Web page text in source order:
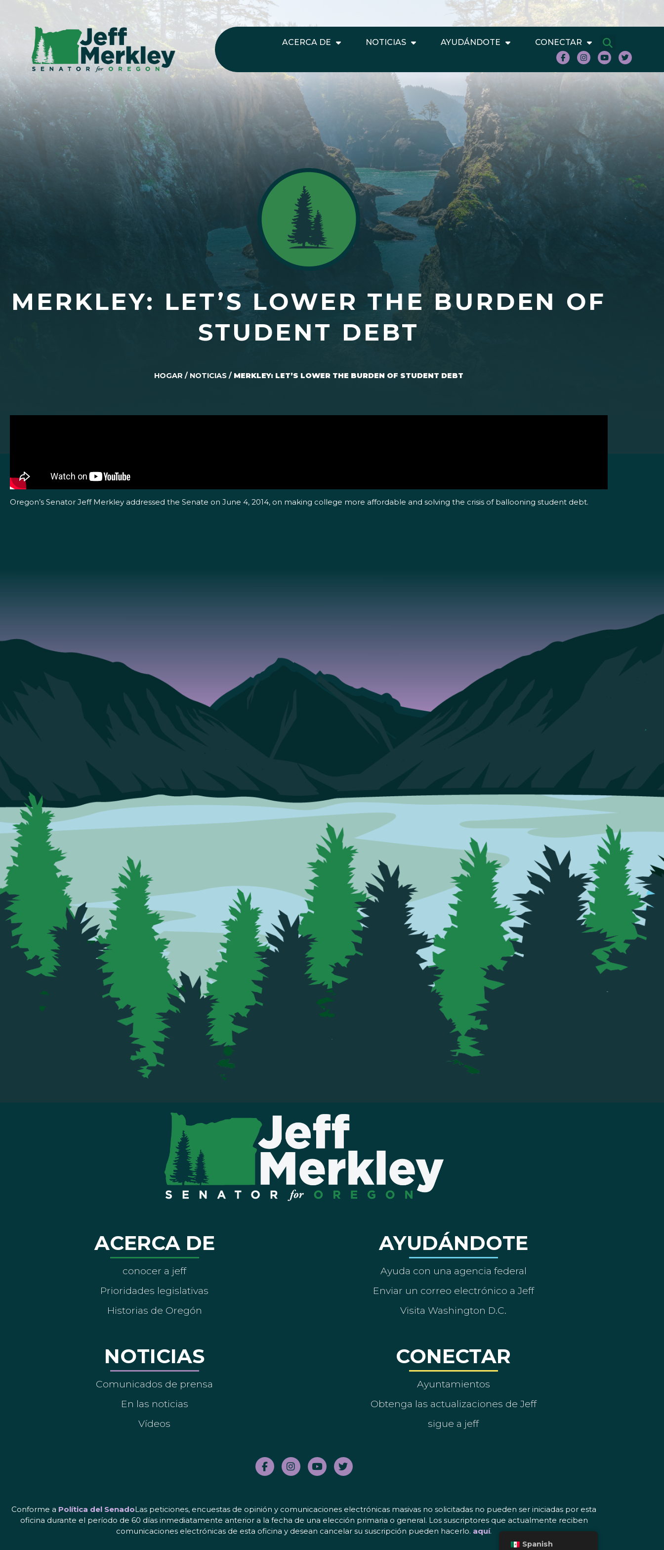
ACERCA DE NOTICIAS AYUDÁNDOTE CONECTAR
MERKLEY: LET’S LOWER THE BURDEN OF
STUDENT DEBT
HOGAR / NOTICIAS / MERKLEY: LET’S LOWER THE BURDEN OF STUDENT DEBT
Oregon’s Senator Jeff Merkley addressed the Senate on June 4, 2014, on making college more affordable and solving the crisis of ballooning student debt.
ACERCA DE
conocer a jeff
Prioridades legislativas
Historias de Oregón
NOTICIAS
Comunicados de prensa
En las noticias
Vídeos
AYUDÁNDOTE
Ayuda con una agencia federal
Enviar un correo electrónico a Jeff
Visita Washington D.C.
CONECTAR
Ayuntamientos
Obtenga las actualizaciones de Jeff
sigue a jeff
Conforme a Política del SenadoLas peticiones, encuestas de opinión y comunicaciones electrónicas masivas no solicitadas no pueden ser iniciadas por esta
oficina durante el período de 60 días inmediatamente anterior a la fecha de una elección primaria o general. Los suscriptores que actualmente reciben
comunicaciones electrónicas de esta oficina y desean cancelar su suscripción pueden hacerlo. aquí.
Spanish